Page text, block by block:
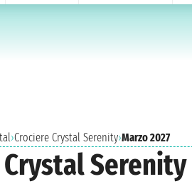
›Crociere Crystal Serenity›Marzo 2027